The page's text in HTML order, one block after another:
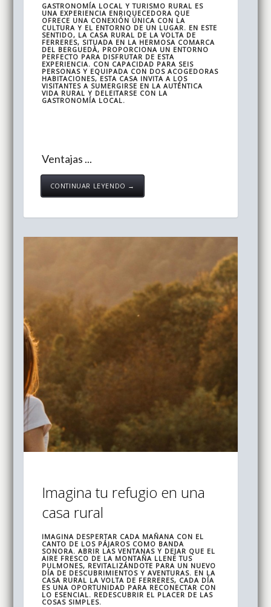
GASTRONOMÍA LOCAL Y TURISMO RURAL ES
UNA EXPERIENCIA ENRIQUECEDORA QUE
OFRECE UNA CONEXIÓN ÚNICA CON LA
CULTURA Y EL ENTORNO DE UN LUGAR. EN ESTE
SENTIDO, LA CASA RURAL DE LA VOLTA DE
FERRERES, SITUADA EN LA HERMOSA COMARCA
DEL BERGUEDÀ, PROPORCIONA UN ENTORNO
PERFECTO PARA DISFRUTAR DE ESTA
EXPERIENCIA. CON CAPACIDAD PARA SEIS
PERSONAS Y EQUIPADA CON DOS ACOGEDORAS
HABITACIONES, ESTA CASA INVITA A LOS
VISITANTES A SUMERGIRSE EN LA AUTÉNTICA
VIDA RURAL Y DELEITARSE CON LA
GASTRONOMÍA LOCAL.
Ventajas ...
CONTINUAR LEYENDO →
Imagina tu refugio en una
casa rural
IMAGINA DESPERTAR CADA MAÑANA CON EL
CANTO DE LOS PÁJAROS COMO BANDA
SONORA. ABRIR LAS VENTANAS Y DEJAR QUE EL
AIRE FRESCO DE LA MONTAÑA LLENE TUS
PULMONES, REVITALIZÁNDOTE PARA UN NUEVO
DÍA DE DESCUBRIMIENTOS Y AVENTURAS. EN LA
CASA RURAL LA VOLTA DE FERRERES, CADA DÍA
ES UNA OPORTUNIDAD PARA RECONECTAR CON
LO ESENCIAL. REDESCUBRIR EL PLACER DE LAS
COSAS SIMPLES.